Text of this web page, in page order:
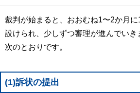
裁判が始まると、おおむね1〜2か月
設けられ、少しずつ審理が進んでいき
次のとおりです。
(1)訴状の提出